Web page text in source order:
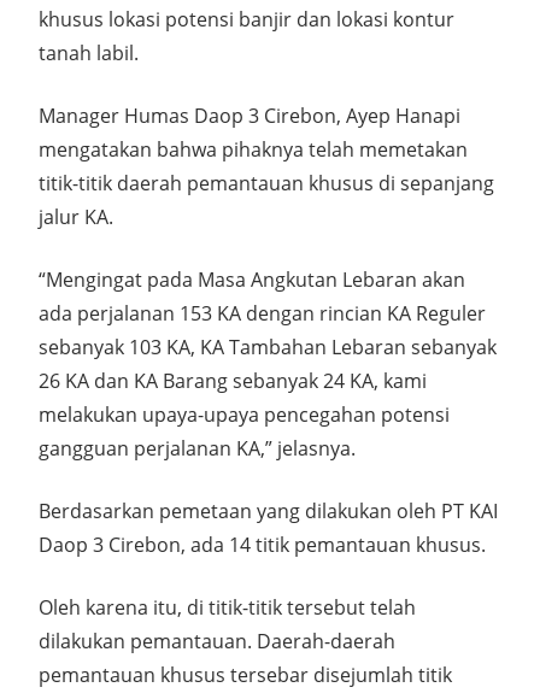
khusus lokasi potensi banjir dan lokasi kontur
tanah labil.
Manager Humas Daop 3 Cirebon, Ayep Hanapi
mengatakan bahwa pihaknya telah memetakan
titik-titik daerah pemantauan khusus di sepanjang
jalur KA.
“Mengingat pada Masa Angkutan Lebaran akan
ada perjalanan 153 KA dengan rincian KA Reguler
sebanyak 103 KA, KA Tambahan Lebaran sebanyak
26 KA dan KA Barang sebanyak 24 KA, kami
melakukan upaya-upaya pencegahan potensi
gangguan perjalanan KA,” jelasnya.
Berdasarkan pemetaan yang dilakukan oleh PT KAI
Daop 3 Cirebon, ada 14 titik pemantauan khusus.
Oleh karena itu, di titik-titik tersebut telah
dilakukan pemantauan. Daerah-daerah
pemantauan khusus tersebar disejumlah titik